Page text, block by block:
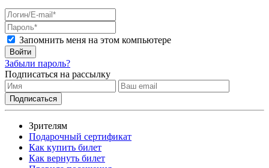
Запомнить меня на этом компьютере
Войти
Забыли пароль?
Подписаться на рассылку
Зрителям
Подарочный сертификат
Как купить билет
Как вернуть билет